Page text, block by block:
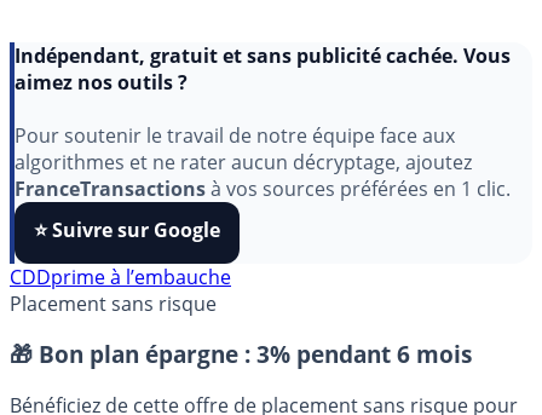
Indépendant, gratuit et sans publicité cachée. Vous
Pour soutenir le travail de notre équipe face aux
algorithmes et ne rater aucun décryptage, ajoutez
FranceTransactions
à vos sources préférées en 1 clic.
CDDprime à l’embauche
🎁 Bon plan épargne : 3% pendant 6 mois